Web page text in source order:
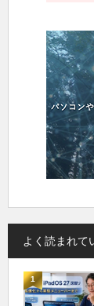
よく読まれて
1